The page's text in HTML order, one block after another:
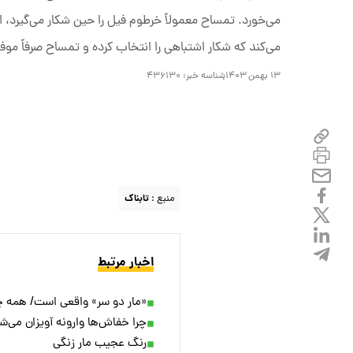
می‌خورد. تمساح معمولاً خرطوم فیل را حین شکار
می‌کند که شکار اشتباهی را انتخاب کرده و تمساح صرفاً
۱۳ بهمن ۱۴۰۳ شناسه خبر: ۴۳۶۱۳۰
منبع : تابناک
اخبار مرتبط
«مار دو سر» واقعی است/ همه
چرا خفاش‌ها وارونه آویزان
رنگ عجیب مار زنگی